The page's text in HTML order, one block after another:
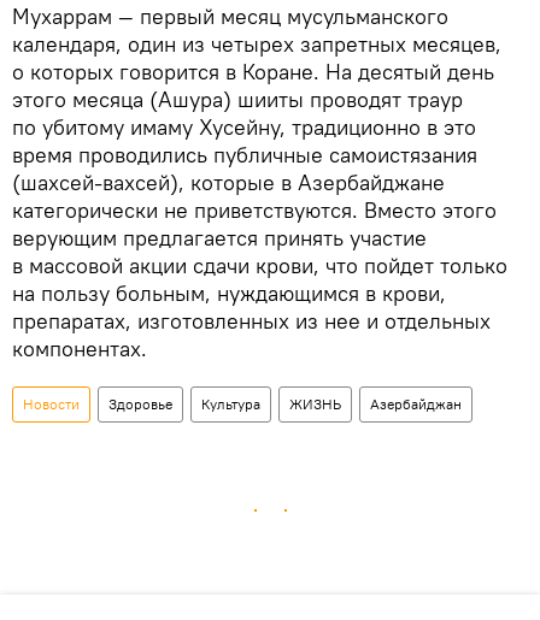
Мухаррам — первый месяц мусульманского
календаря, один из четырех запретных месяцев,
о которых говорится в Коране. На десятый день
этого месяца (Ашура) шииты проводят траур
по убитому имаму Хусейну, традиционно в это
время проводились публичные самоистязания
(шахсей-вахсей), которые в Азербайджане
категорически не приветствуются. Вместо этого
верующим предлагается принять участие
в массовой акции сдачи крови, что пойдет только
на пользу больным, нуждающимся в крови,
препаратах, изготовленных из нее и отдельных
компонентах.
Новости Здоровье Культура ЖИЗНЬ Азербайджан